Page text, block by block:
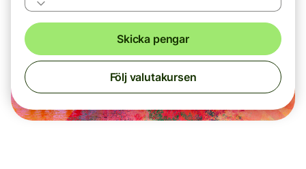
Skicka pengar
Följ valutakursen